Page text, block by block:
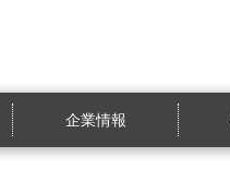
企業情報